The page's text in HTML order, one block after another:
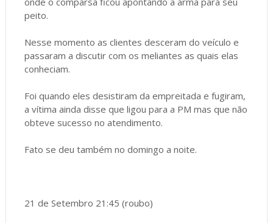
peito.
Nesse momento as clientes desceram do veículo e
passaram a discutir com os meliantes as quais elas
conheciam.
Foi quando eles desistiram da empreitada e fugiram,
a vítima ainda disse que ligou para a PM mas que não
obteve sucesso no atendimento.
Fato se deu também no domingo a noite.
21 de Setembro 21:45 (roubo)